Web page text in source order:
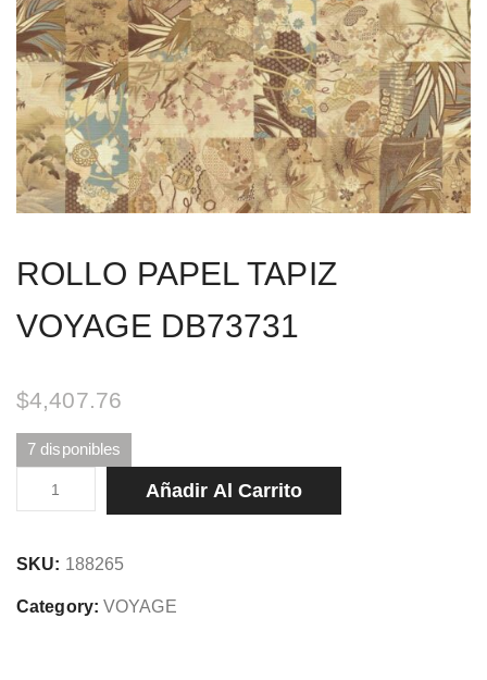
ROLLO PAPEL TAPIZ
VOYAGE DB73731
$4,407.76
7 disponibles
ROLLO
PAPEL
VOYAGE
DB73731
Añadir Al Carrito
SKU: 188265
Category: VOYAGE